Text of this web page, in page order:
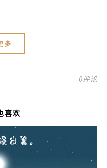
多
0评论
喜欢